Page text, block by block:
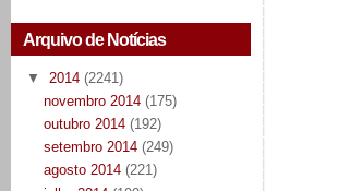
Arquivo de Notícias
▼ 2014 (2241)
novembro 2014 (175)
outubro 2014 (192)
setembro 2014 (249)
agosto 2014 (221)